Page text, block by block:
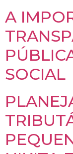
A
SOCIAL